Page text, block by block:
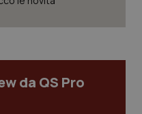
da QS Pro
di base quali la
è in grado di